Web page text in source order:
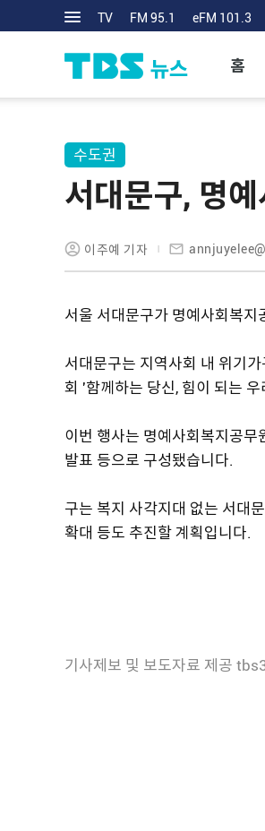
TV FM 95.1 eFM 101.3
홈
수도권
서대문구, 명
이주예 기자
서울 서대문구가 명예사회복
서대문구는 지역사회 내 위기
회 '함께하는 당신, 힘이 되는
이번 행사는 명예사회복지공무
발표 등으로 구성됐습니다.
구는 복지 사각지대 없는 서대
확대 등도 추진할 계획입니다.
기사제보 및 보도자료 제공